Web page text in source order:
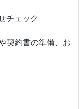
チェック
契約書の準備、お